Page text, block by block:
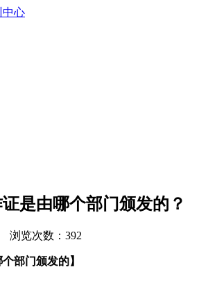
是由哪个部门颁发的？
浏览次数：392
部门颁发的】